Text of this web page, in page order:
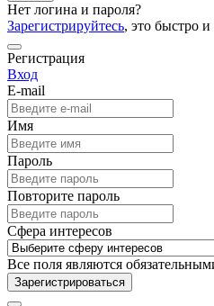
Нет логина и пароля?
Зарегистрируйтесь, это быстро и
Регистрация
Вход
E-mail
Имя
Пароль
Повторите пароль
Сфера интересов
Все поля являются
Зарегистрироваться